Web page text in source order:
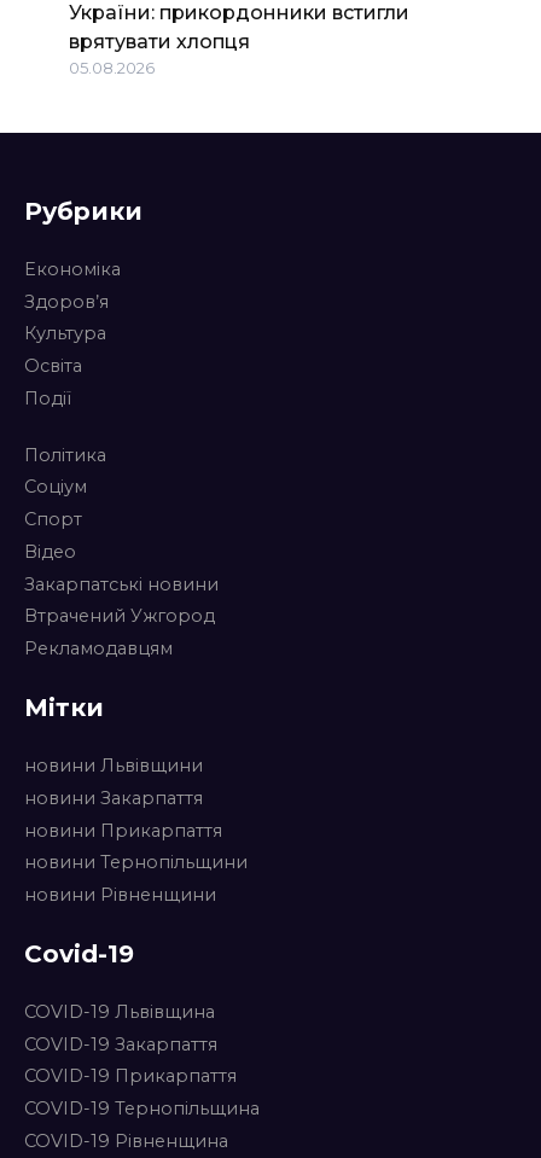
України: прикордонники встигли
врятувати хлопця
05.08.2026
Рубрики
Економіка
Здоров’я
Культура
Освіта
Події
Політика
Соціум
Спорт
Відео
Закарпатські новини
Втрачений Ужгород
Рекламодавцям
Мітки
новини Львівщини
новини Закарпаття
новини Прикарпаття
новини Тернопільщини
новини Рівненщини
Covid-19
COVID-19 Львівщина
COVID-19 Закарпаття
COVID-19 Прикарпаття
COVID-19 Тернопільщина
COVID-19 Рівненщина